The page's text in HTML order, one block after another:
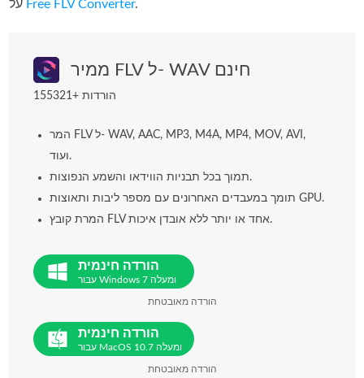
Free FLV Converter.
ממיר FLV ל- WAV חינם
155321+ הורדות
המר FLV ל- WAV, AAC, MP3, M4A, MP4, MOV, AVI,
ועוד.
תמוך בכל תבניות הווידאו והשמע הנפוצות.
תומך במעבדים האחרונים עם מספר ליבות ותאוצות GPU.
המרת קובץ FLV אחד או יותר ללא אובדן איכות.
הורדה חינמית
עבור Windows 7 ומעלה
הורדה מאובטחת
הורדה חינמית
עבור MacOS 10.7 ומעלה
הורדה מאובטחת